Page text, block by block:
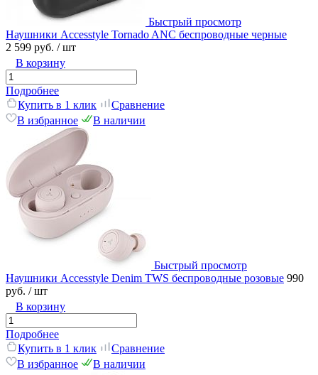
Быстрый просмотр
Наушники Accesstyle Tornado ANC беспроводные черные
2 599 руб. / шт
В корзину
Подробнее
Купить в 1 клик
Сравнение
В избранное
В наличии
Быстрый просмотр
Наушники Accesstyle Denim TWS беспроводные розовые 990
руб. / шт
В корзину
Подробнее
Купить в 1 клик
Сравнение
В избранное
В наличии